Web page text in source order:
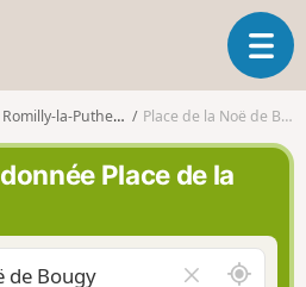
o
O
u
a
n
Romilly-la-Puthenaye Place de la Noë de Bougy
Place de la
A